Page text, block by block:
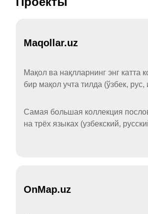
Maqollar.uz
Мақол ва нақлларнинг энг катта
бир мақол учта тилда (ўзбек, рус,
Самая большая коллекция
на трёх языках (узбекский,
OnMap.uz